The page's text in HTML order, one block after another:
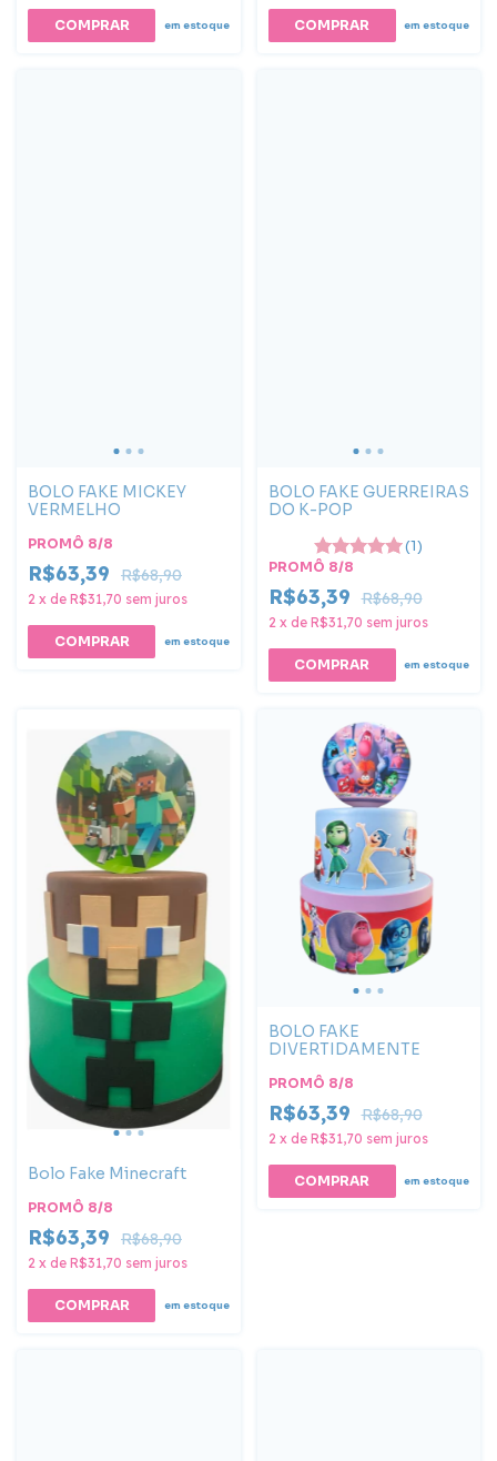
em estoque COMPRAR em estoque
BOLO FAKE MICKEY
VERMELHO
PROMÔ 8/8
R$63,39 R$68,90
2 x de R$31,70 sem juros
COMPRAR em estoque
BOLO FAKE GUERREIRAS
DO K-POP
(1)
PROMÔ 8/8
R$63,39 R$68,90
2 x de R$31,70 sem juros
em estoque
Bolo Fake Minecraft
PROMÔ 8/8
R$63,39 R$68,90
2 x de R$31,70 sem juros
em estoque
BOLO FAKE
DIVERTIDAMENTE
PROMÔ 8/8
R$63,39 R$68,90
2 x de R$31,70 sem juros
em estoque